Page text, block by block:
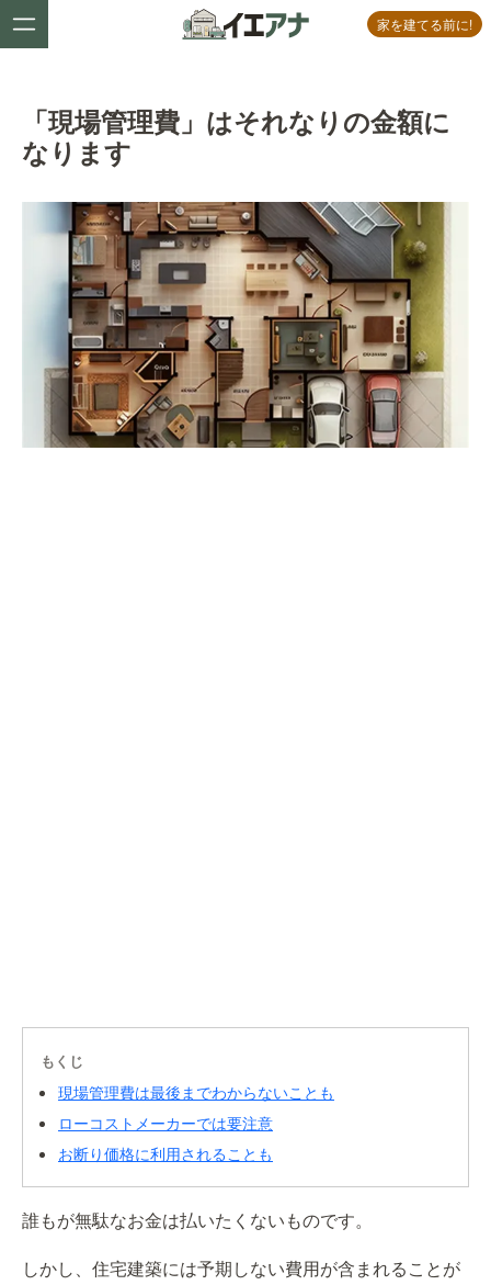
家を建てる前に!
「現場管理費」はそれなりの金額に
なります
もくじ
現場管理費は最後までわからないことも
ローコストメーカーでは要注意
お断り価格に利用されることも
誰もが無駄なお金は払いたくないものです。
しかし、住宅建築には予期しない費用が含まれることが